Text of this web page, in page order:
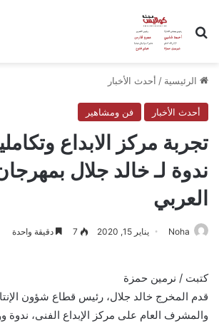
بحث عن
الرئيسية / أحدث الأخبار
أحدث الأخبار فن ومشاهير
تجربة مركز الابداع
ندوة لـ خالد جلال
العربي
Noha يناير 15, 2020 7 دقيقة واحدة
كتبت / نرمين حمزة
قدم المخرج خالد جلال، رئيس قطاع شؤون
والمشرف العام على مركز الإبداع الفنى،